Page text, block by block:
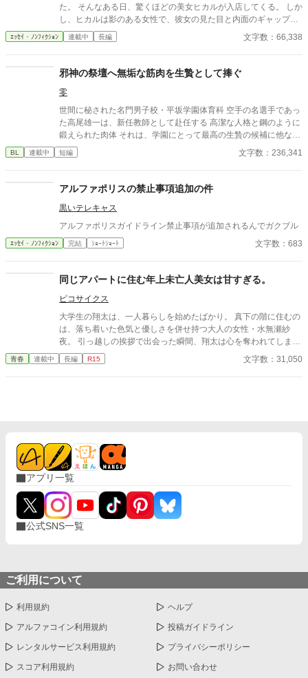
た。 そんなある日、驚くほどの美女ヒカルが入店してくる。 しか
し、ヒカルは影のある女性で、彼女の見た目と内面のギャップ
に、いつしか桐野は惹かれていくが…
ｴｯｾｲ・ﾉﾝﾌｨｸｼｮﾝ 連載中 長編 文字数：66,338
邪神の祭壇へ無垢な筋肉を生贄として捧ぐ
零
世間に秘された名門男子校・平坂学園体育科 空手の名選手であっ
た高尾雄一は、新任教師として赴任する 高潔な人格と鋼のように
鍛えられた肉体 それは、学園にとって最高の生贄の候補に他なら
なかった 至高の筋肉を持つ、精神を削られ意志をなくした青年を
太古の神に捧げるため、“水”、“風”、“土”の信奉者達が暗躍する 意
校で繰り広げられるダークファンタジー
BL 連載中 短編 文字数：236,341
アルファポリスの禁止事項追加の件
黒いテレキャス
アルファポリスガイドライン禁止事項が追加されるんでガクブル
ｴｯｾｲ・ﾉﾝﾌｨｸｼｮﾝ 完結 ｼｮｰﾄｼｮｰﾄ 文字数：683
同じアパートに住む年上未亡人美女は甘すぎる。
ピコサイクス
大学生の翔太は、一人暮らしを始めたばかり。 真下の階に住むの
は、落ち着いた色気と優しさを併せ持つ大人の女性・水無瀬紗
夜。 引っ越しの挨拶で出会った瞬間、翔太は心を奪われてしま
う。 偶然にもアルバイト先のスーパーで再会した彼女は、翔太を
すぐに採用し、温かく仕事を教えてくれる存在だった。 ある日の
青春 連載中 長編 R15 文字数：31,050
アプリ一覧
公式SNS一覧
ご利用について
利用規約 ヘルプ
アルファコイン利用規約 投稿ガイドライン
レンタルサービス利用規約 プライバシーポリシー
スコア利用規約 お問い合わせ